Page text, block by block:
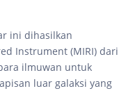
ini dihasilkan
Instrument (MIRI) dari
ilmuwan untuk
luar galaksi yang